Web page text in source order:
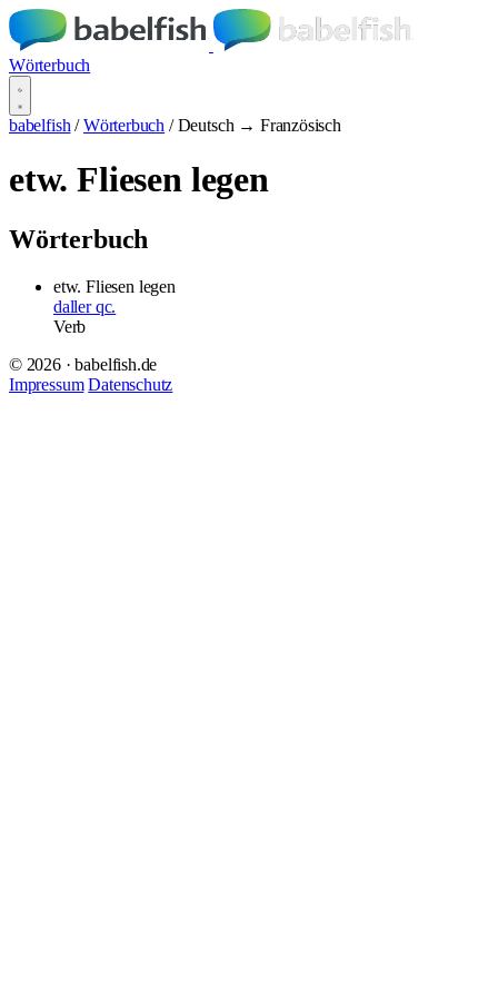
Wörterbuch
babelfish / Wörterbuch / Deutsch → Französisch
etw. Fliesen legen
Wörterbuch
etw. Fliesen legen
daller qc.
Verb
© 2026 · babelfish.de
Impressum Datenschutz